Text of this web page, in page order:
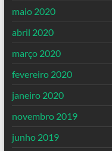
maio 2020
abril 2020
março 2020
fevereiro 2020
janeiro 2020
novembro 2019
junho 2019